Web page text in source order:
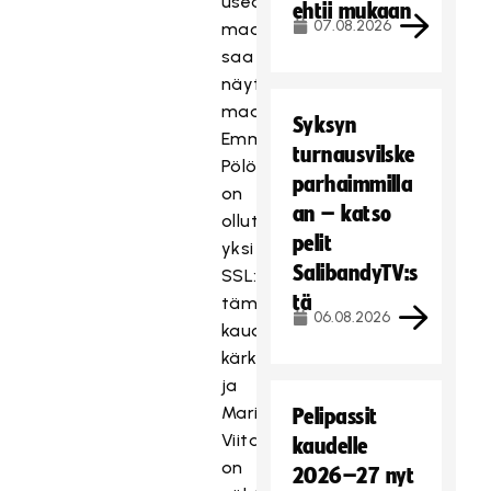
maalivahti
saa
näyttöpaikan
maajoukkueessa.
Emmi
Pölönen
on
ollut
yksi
SSL:n
tämän
kauden
kärkivahdeista,
ja
Maria
Viitalalta
on
ehtii mukaan
07.08.2026
Syksyn
turnausvilske
parhaimmilla
an – katso
pelit
SalibandyTV:s
tä
06.08.2026
Pelipassit
kaudelle
2026–27 nyt